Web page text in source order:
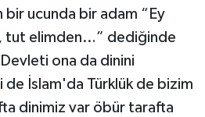
bir ucunda bir adam “Ey
tut elimden…” dediğinde
ona da dinini
de İslam'da Türklük de bizim
dinimiz var öbür tarafta